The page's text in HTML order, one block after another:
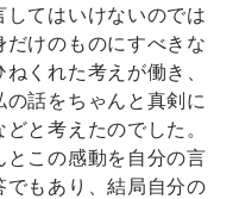
てはいけないのでは
けのものにすべきな
くれた考えが働き、
話をちゃんと真剣に
と考えたのでした。
この感動を自分の言
もあり、結局自分の